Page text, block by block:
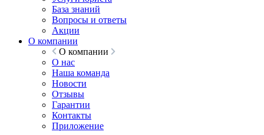
База знаний
Вопросы и ответы
Акции
О компании
О компании
О нас
Наша команда
Новости
Отзывы
Гарантии
Контакты
Приложение